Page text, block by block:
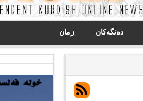
دەنگەکان زمان